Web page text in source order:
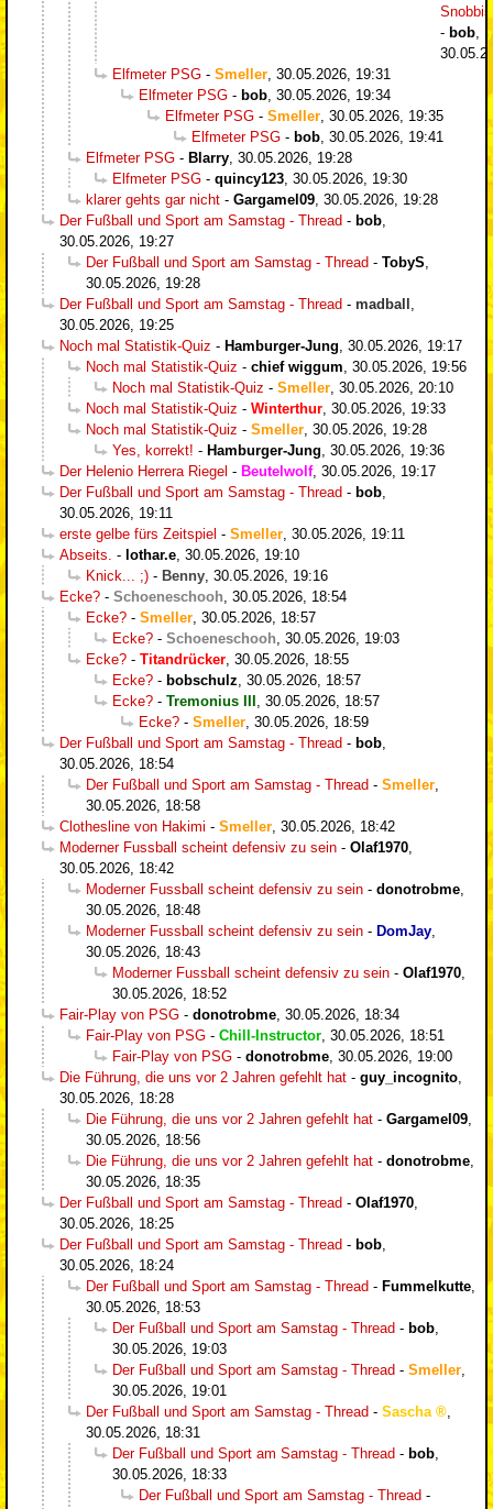
- bob
Elfmeter PSG - Smeller 30.05.2026, 19:31
Elfmeter PSG - bob 30.05.2026, 19:34
Elfmeter PSG - Smeller 30.05.2026, 19:35
Elfmeter PSG - bob 30.05.2026, 19:41
Elfmeter PSG - Blarry 30.05.2026, 19:28
Elfmeter PSG - quincy123 30.05.2026, 19:30
klarer gehts gar nicht - Gargamel09 30.05.2026, 19:28
Der Fußball und Sport am Samstag - Thread - bob
30.05.2026, 19:27
Der Fußball und Sport am Samstag - Thread - TobyS
30.05.2026, 19:28
Der Fußball und Sport am Samstag - Thread - madball
30.05.2026, 19:25
Noch mal Statistik-Quiz - Hamburger-Jung 30.05.2026, 19:17
Noch mal Statistik-Quiz - chief wiggum 30.05.2026, 19:56
Noch mal Statistik-Quiz - Smeller 30.05.2026, 20:10
Noch mal Statistik-Quiz - Winterthur 30.05.2026, 19:33
Noch mal Statistik-Quiz - Smeller 30.05.2026, 19:28
Yes, korrekt! - Hamburger-Jung 30.05.2026, 19:36
Der Helenio Herrera Riegel - Beutelwolf, 30.05.2026, 19:17
Der Fußball und Sport am Samstag - Thread - bob
30.05.2026, 19:11
erste gelbe fürs Zeitspiel - Smeller 30.05.2026, 19:11
Abseits. - lothar.e 30.05.2026, 19:10
Knick... ;) - Benny 30.05.2026, 19:16
Ecke? - Schoeneschooh 30.05.2026, 18:54
Ecke? - Smeller 30.05.2026, 18:57
Ecke? - Schoeneschooh 30.05.2026, 19:03
Ecke? - Titandrücker 30.05.2026, 18:55
Ecke? - bobschulz 30.05.2026, 18:57
Ecke? - Tremonius III
30.05.2026, 18:57
Ecke? - Smeller 30.05.2026, 18:59
Der Fußball und Sport am Samstag - Thread - bob
30.05.2026, 18:54
Der Fußball und Sport am Samstag - Thread - Smeller
30.05.2026, 18:58
Clothesline von Hakimi - Smeller 30.05.2026, 18:42
Moderner Fussball scheint defensiv zu sein - Olaf1970
30.05.2026, 18:42
Moderner Fussball scheint defensiv zu sein - donotrobme
30.05.2026, 18:48
Moderner Fussball scheint defensiv zu sein - DomJay
30.05.2026, 18:43
Moderner Fussball scheint defensiv zu sein - Olaf1970
30.05.2026, 18:52
Fair-Play von PSG - donotrobme 30.05.2026, 18:34
Fair-Play von PSG - Chill-Instructor 30.05.2026, 18:51
Fair-Play von PSG - donotrobme 30.05.2026, 19:00
Die Führung, die uns vor 2 Jahren gefehlt hat - guy_incognito
30.05.2026, 18:28
Die Führung, die uns vor 2 Jahren gefehlt hat - Gargamel09
30.05.2026, 18:56
Die Führung, die uns vor 2 Jahren gefehlt hat - donotrobme
30.05.2026, 18:35
Der Fußball und Sport am Samstag - Thread - Olaf1970
30.05.2026, 18:25
Der Fußball und Sport am Samstag - Thread - bob
30.05.2026, 18:24
Der Fußball und Sport am Samstag - Thread - Fummelkutte
30.05.2026, 18:53
Der Fußball und Sport am Samstag - Thread - bob
30.05.2026, 19:03
Der Fußball und Sport am Samstag - Thread - Smeller
30.05.2026, 19:01
Der Fußball und Sport am Samstag - Thread - Sascha
30.05.2026, 18:31
Der Fußball und Sport am Samstag - Thread - bob
30.05.2026, 18:33
Der Fußball und Sport am Samstag - Thread -